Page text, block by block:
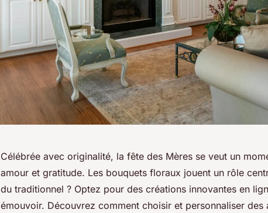
Célébrée avec originalité, la fête des Mères se veut un
amour et gratitude. Les bouquets floraux jouent un rôle
du traditionnel ? Optez pour des créations innovantes en
émouvoir. Découvrez comment choisir et personnaliser des